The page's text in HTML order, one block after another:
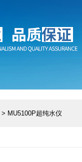
> MU5100P超纯水仪